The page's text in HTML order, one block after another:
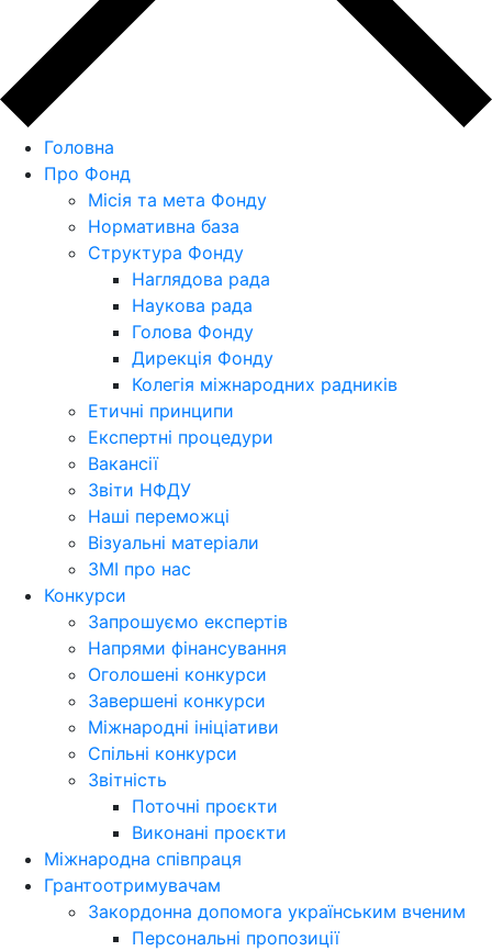
Головна
Про Фонд
Місія та мета Фонду
Нормативна база
Структура Фонду
Наглядова рада
Наукова рада
Голова Фонду
Дирекція Фонду
Колегія міжнародних радників
Етичні принципи
Експертні процедури
Вакансії
Звіти НФДУ
Наші переможці
Візуальні матеріали
ЗМІ про нас
Конкурси
Запрошуємо експертів
Напрями фінансування
Оголошені конкурси
Завершені конкурси
Міжнародні ініціативи
Спільні конкурси
Звітність
Поточні проєкти
Виконані проєкти
Міжнародна співпраця
Грантоотримувачам
Закордонна допомога українським вченим
Персональні пропозиції